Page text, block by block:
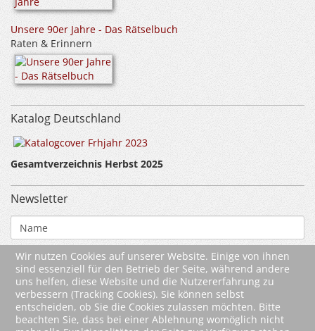
Unsere 90er Jahre - Das Rätselbuch
Raten & Erinnern
Katalog Deutschland
Gesamtverzeichnis Herbst 2025
Newsletter
Wir nutzen Cookies auf unserer Website. Einige von ihnen
sind essenziell für den Betrieb der Seite, während andere
uns helfen, diese Website und die Nutzererfahrung zu
verbessern (Tracking Cookies). Sie können selbst
entscheiden, ob Sie die Cookies zulassen möchten. Bitte
beachten Sie, dass bei einer Ablehnung womöglich nicht